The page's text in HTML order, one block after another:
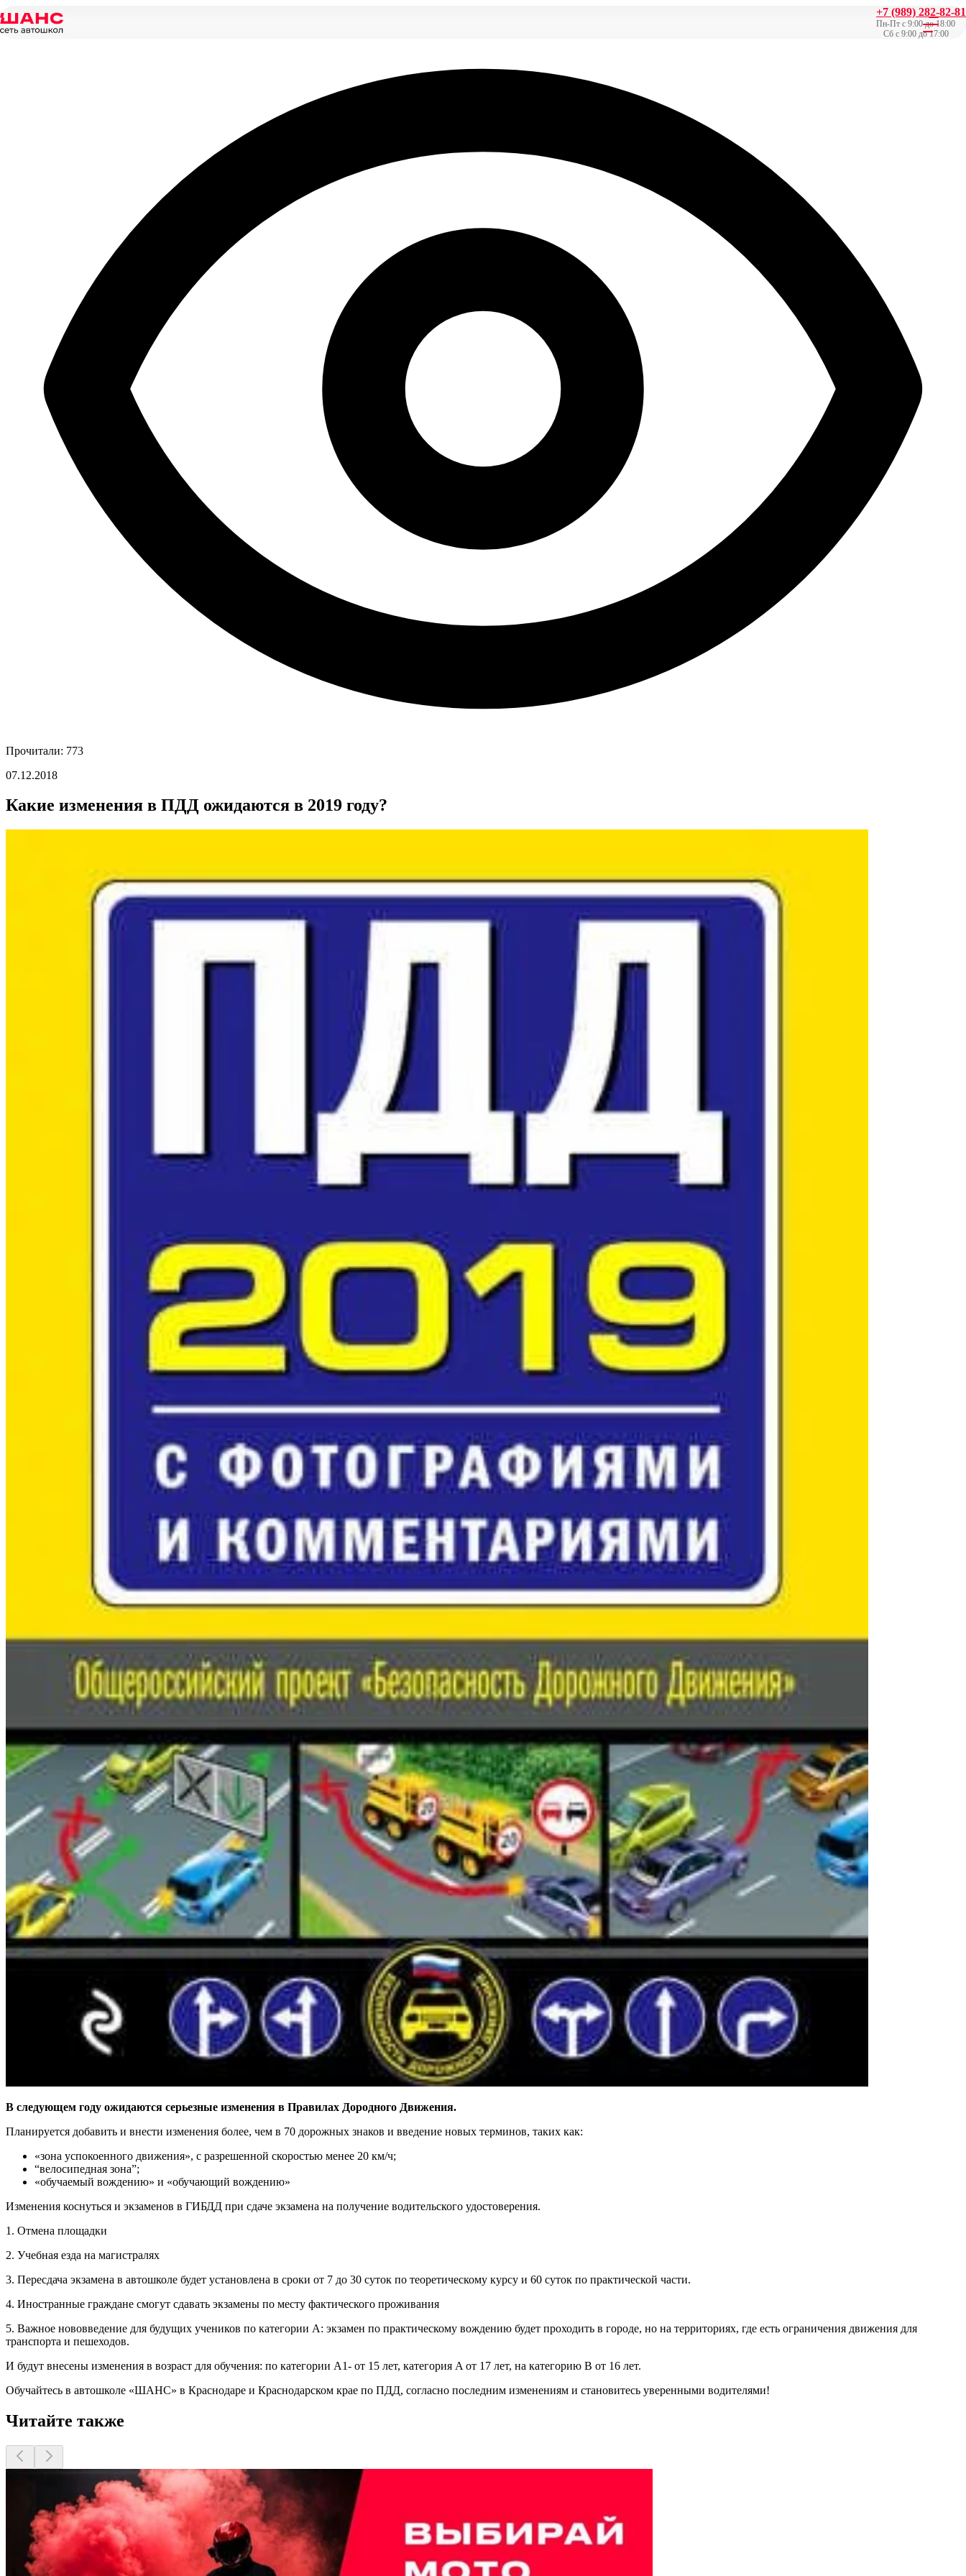
+7 (989) 282-82-81
Пн-Пт с 9:00 до 18:00
Сб с 9:00 до 17:00
Главная/Новости
Прочитали: 773
07.12.2018
Какие изменения в ПДД ожидаются в 2019 году?
В следующем году ожидаются серьезные изменения в Правилах Дородного Движения.
Планируется добавить и внести изменения более, чем в 70 дорожных знаков и введение новых терминов, таких как:
«зона успокоенного движения», с разрешенной скоростью менее 20 км/ч;
“велосипедная зона”;
«обучаемый вождению» и «обучающий вождению»
Изменения коснуться и экзаменов в ГИБДД при сдаче экзамена на получение водительского удостоверения.
1. Отмена площадки
2. Учебная езда на магистралях
3. Пересдача экзамена в автошколе будет установлена в сроки от 7 до 30 суток по теоретическому курсу и 60 суток по практической части.
4. Иностранные граждане смогут сдавать экзамены по месту фактического проживания
5. Важное нововведение для будущих учеников по категории A: экзамен по практическому вождению будет проходить в городе, но на территориях, где есть ограничения движения для
транспорта и пешеходов.
И будут внесены изменения в возраст для обучения: по категории A1- от 15 лет, категория A от 17 лет, на категорию B от 16 лет.
Обучайтесь в автошколе «ШАНС» в Краснодаре и Краснодарском крае по ПДД, согласно последним изменениям и становитесь уверенными водителями!
Читайте также